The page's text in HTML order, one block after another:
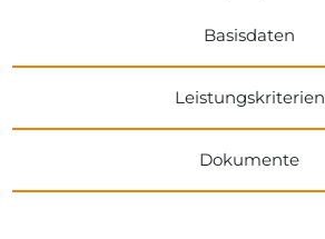
Basisdaten
Leistungskriterien
Dokumente